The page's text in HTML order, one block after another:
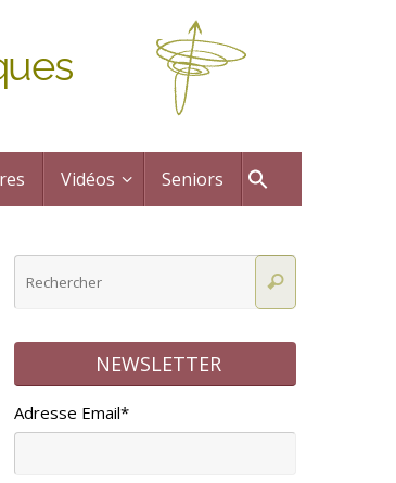
Vidéos Seniors
NEWSLETTER
Adresse Email*